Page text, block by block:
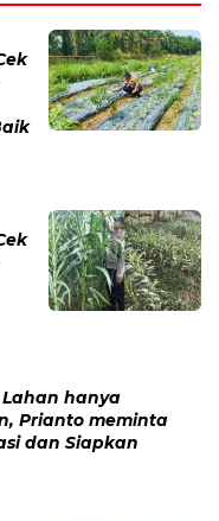
hanya
Prianto meminta
dan Siapkan